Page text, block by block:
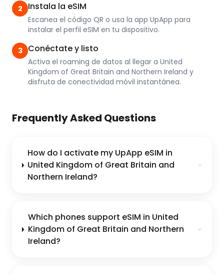
2 Instala la eSIM
Escanea el código QR o usa la app UpApp para
instalar el perfil eSIM en tu dispositivo.
3 Conéctate y listo
Activa el roaming de datos al llegar a United
Kingdom of Great Britain and Northern Ireland y
disfruta de conectividad móvil instantánea.
Frequently Asked Questions
How do I activate my UpApp eSIM in
United Kingdom of Great Britain and
Northern Ireland?
Which phones support eSIM in United
Kingdom of Great Britain and Northern
Ireland?